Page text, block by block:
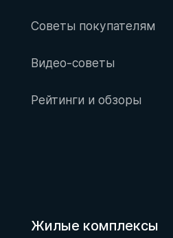
Советы покупателям
Видео-советы
Рейтинги и обзоры
Жилые комплексы